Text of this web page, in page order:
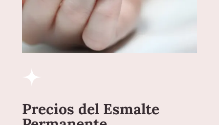
Precios del Esmalte